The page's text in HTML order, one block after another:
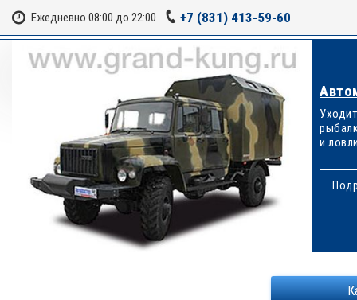
Ежедневно 08:00 до 22:00 +7 (831) 413-59-60
и